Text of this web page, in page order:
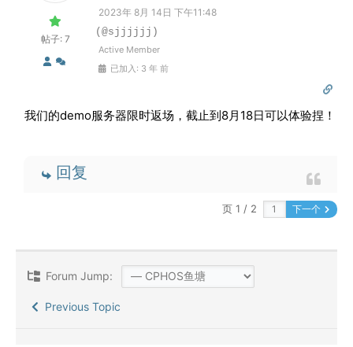
帖子: 7
2023年 8月 14日 下午11:48
(@sjjjjjj)
Active Member
已加入: 3 年 前
我们的demo服务器限时返场，截止到8月18日可以体验捏！
回复
页 1 / 2 下一个
Forum Jump:
Previous Topic